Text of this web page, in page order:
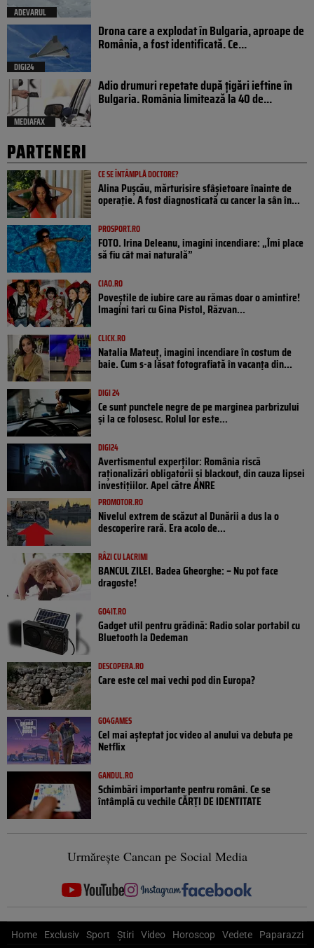
ADEVARUL
DIGI24
Drona care a explodat în Bulgaria, aproape de
România, a fost identificată. Ce...
MEDIAFAX
Adio drumuri repetate după țigări ieftine în
Bulgaria. România limitează la 40 de...
PARTENERI
CE SE ÎNTÂMPLĂ DOCTORE?
Alina Pușcău, mărturisire sfâșietoare înainte de
operație. A fost diagnosticată cu cancer la sân în...
PROSPORT.RO
FOTO. Irina Deleanu, imagini incendiare: „Îmi place
să fiu cât mai naturală”
CIAO.RO
Poveştile de iubire care au rămas doar o amintire!
Imagini tari cu Gina Pistol, Răzvan...
CLICK.RO
Natalia Mateuț, imagini incendiare în costum de
baie. Cum s-a lăsat fotografiată în vacanța din...
DIGI 24
Ce sunt punctele negre de pe marginea parbrizului
și la ce folosesc. Rolul lor este...
DIGI24
Avertismentul experților: România riscă
raționalizări obligatorii și blackout, din cauza lipsei
investițiilor. Apel către ANRE
PROMOTOR.RO
Nivelul extrem de scăzut al Dunării a dus la o
descoperire rară. Era acolo de...
RÂZI CU LACRIMI
BANCUL ZILEI. Badea Gheorghe: – Nu pot face
dragoste!
GO4IT.RO
Gadget util pentru grădină: Radio solar portabil cu
Bluetooth la Dedeman
DESCOPERA.RO
Care este cel mai vechi pod din Europa?
GO4GAMES
Cel mai așteptat joc video al anului va debuta pe
Netflix
GANDUL.RO
Schimbări importante pentru români. Ce se
întâmplă cu vechile CĂRȚI DE IDENTITATE
Urmărește Cancan pe Social Media
Home Exclusiv Sport Știri Video Horoscop Vedete Paparazzi